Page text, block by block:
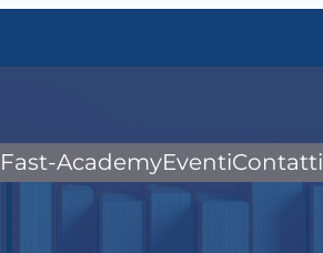
Fast-AcademyEventiContatti